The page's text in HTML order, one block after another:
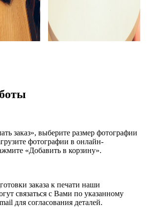
заказ», выберите размер фотографии
фотографии в онлайн-
«Добавить в корзину».
заказа к печати наши
связаться с Вами по указанному
для согласования деталей.